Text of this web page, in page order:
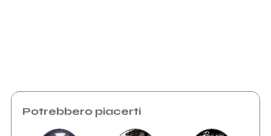
Potrebbero piacerti